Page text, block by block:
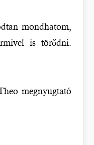
mondhatom,
is törődni.
megnyugtató